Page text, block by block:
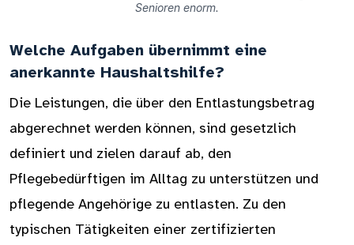
Senioren enorm.
Welche Aufgaben übernimmt eine
anerkannte Haushaltshilfe?
Die Leistungen, die über den Entlastungsbetrag
abgerechnet werden können, sind gesetzlich
definiert und zielen darauf ab, den
Pflegebedürftigen im Alltag zu unterstützen und
pflegende Angehörige zu entlasten. Zu den
typischen Tätigkeiten einer zertifizierten